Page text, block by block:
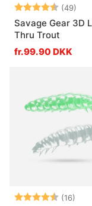
Vurdering: (49)
Savage Gear 3D
Thru Trout
fr.99.90 DKK
Vurdering: (16)